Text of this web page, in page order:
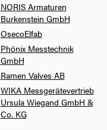
NORIS Armaturen
Burkenstein GmbH
OsecoElfab
Phönix Messtechnik
GmbH
Ramen Valves AB
WIKA Messgerätevertrieb
Ursula Wiegand GmbH &
Co. KG